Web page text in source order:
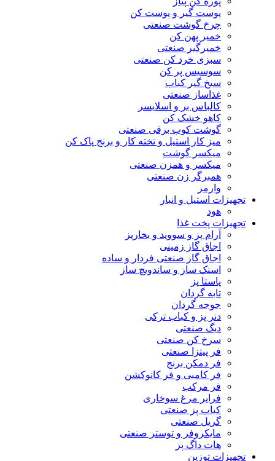
پوست گیر و پوست کن
چرخ گوشت صنعتی
خمیر پهن کن
خمیرگیر صنعتی
سبزی خرد کن صنعتی
سوسیس پر کن
سیخ گیر کباب
غذاساز صنعتی
کالباس بر و اسلایسر
کاهو خشک کن
گوشت کوب برقی صنعتی
میز کار استیل و تخته کار و برنج پاک کن
میکسر گوشت
میکسر و همزن صنعتی
همبرگر زن صنعتی
وارمر
تجهیزات استیل و انبار
هود
تجهیزات پخت غذا
آرام پز و سووید و بخارپز
اجاق گاز زمینی
اجاق گاز صنعتی فردار و ساده
اسنک ساز و ساندویچ ساز
پاستا پز
تابه گردان
جوجه گردان
دنر پز و کباب ترکی
دیگ صنعتی
سرخ کن صنعتی
فر پیتزا صنعتی
فر دمکن برنج
فر کامبی و فر کانوکشن
فر مرکب
فرایر مرغ سوخاری
کباب پز صنعتی
گریل صنعتی
مایکروفر و توستر صنعتی
هات داگ پز
تجهیزات توزین